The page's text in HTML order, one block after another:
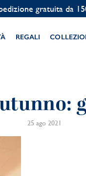
gratuita da
REGALI
25 ago 2021